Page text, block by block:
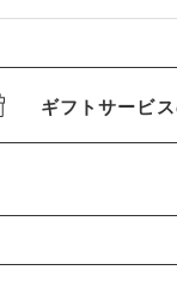
ギフトサービ